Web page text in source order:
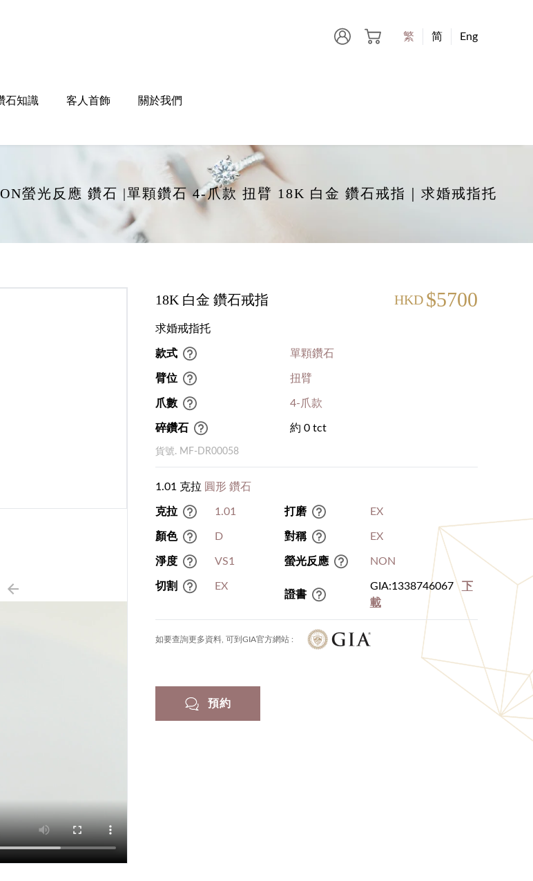
繁 简 Eng
石知識 客人首飾 關於我們
螢光反應 鑽石 |單顆鑽石 4-爪款 扭臂 18K 白金 鑽石戒指｜求婚戒指托
18K 白金 鑽石戒指 HKD $5700
求婚戒指托
款式 單顆鑽石
臂位 扭臂
爪數 4-爪款
碎鑽石 約 0 tct
貨號. MF-DR00058
1.01 克拉 圓形 鑽石
克拉 1.01
顏色 D
淨度 VS1
切割 EX
打磨 EX
對稱 EX
螢光反應 NON
證書
GIA:1338746067
下
載
如要查詢更多資料, 可到GIA官方網站 :
預約